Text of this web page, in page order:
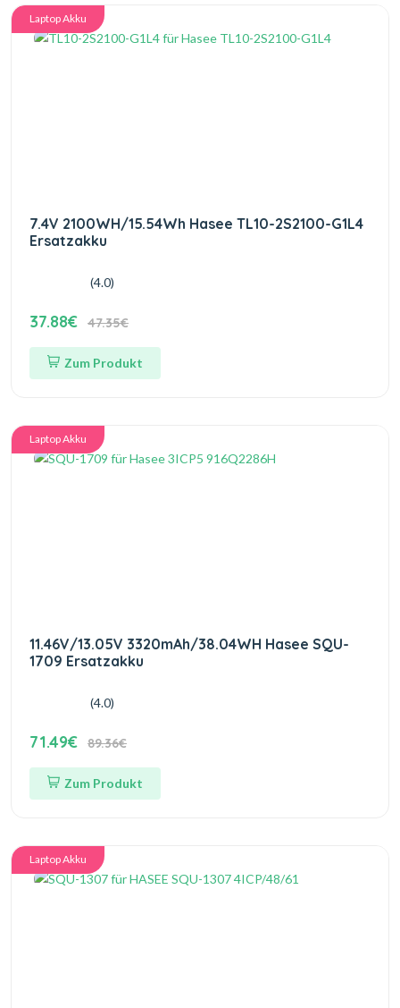
Laptop Akku
7.4V 2100WH/15.54Wh Hasee TL10-2S2100-G1L4
Ersatzakku
(4.0)
37.88€ 47.35€
Zum Produkt
Laptop Akku
11.46V/13.05V 3320mAh/38.04WH Hasee SQU-
1709 Ersatzakku
(4.0)
71.49€ 89.36€
Zum Produkt
Laptop Akku